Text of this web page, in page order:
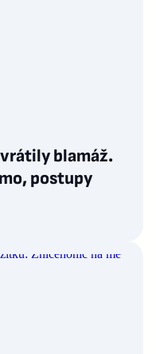
blamáž.
postupy